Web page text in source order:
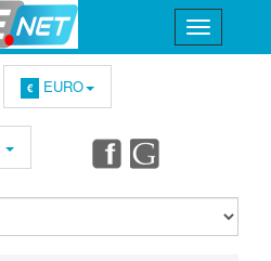
€ EURO